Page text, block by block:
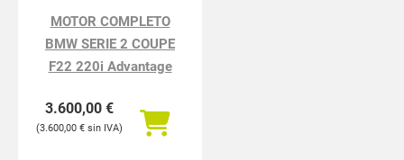
MOTOR COMPLETO
BMW SERIE 2 COUPE
F22 220i Advantage
3.600,00 €
3.600,00 €